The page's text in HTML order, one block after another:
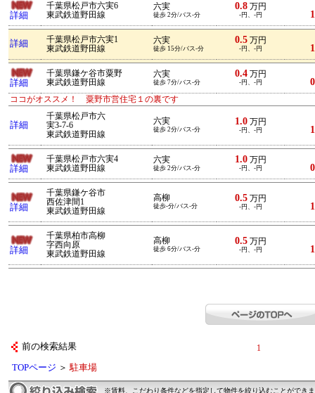
詳細
千葉県松戸市六実6
東武鉄道野田線
六実
徒歩 2分/バス-分
0.8 万円
-円、-円 1
詳細
千葉県松戸市六実1
東武鉄道野田線
六実
徒歩 15分/バス-分
0.5 万円
-円、-円 1
詳細
千葉県鎌ケ谷市粟野
東武鉄道野田線
六実
徒歩 7分/バス-分
0.4 万円
-円、-円 0
ココがオススメ！ 粟野市営住宅１の裏です
詳細
千葉県松戸市六
実3-7-6
東武鉄道野田線
六実
徒歩 2分/バス-分
1.0 万円
-円、-円 1
詳細
千葉県松戸市六実4
東武鉄道野田線
六実
徒歩 2分/バス-分
1.0 万円
-円、-円 0
詳細
千葉県鎌ケ谷市
西佐津間1
東武鉄道野田線
高柳
徒歩-分/バス-分
0.5 万円
-円、-円 1
詳細
千葉県柏市高柳
字西向原
東武鉄道野田線
高柳
徒歩 6分/バス-分
0.5 万円
-円、-円 1
前の検索結果 1
TOPページ ＞駐車場
※賃料、こだわり条件などを指定して物件を絞り込むことができ